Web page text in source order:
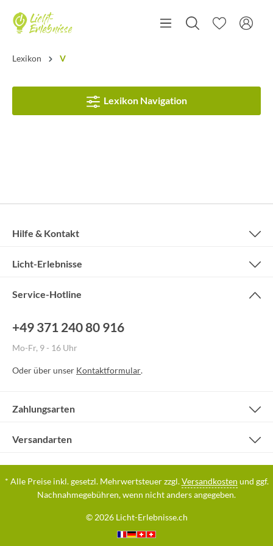
Lexikon V
Lexikon Navigation
Service-Hotline
+49 371 240 80 916
Mo-Fr, 9 - 16 Uhr
Oder über unser Kontaktformular.
Hilfe & Kontakt
Licht-Erlebnisse
Zahlungsarten
Versandarten
* Alle Preise inkl. gesetzl. Mehrwertsteuer zzgl.Versandkosten und ggf.
Nachnahmegebühren, wenn nicht anders angegeben.
© 2026 Licht-Erlebnisse.ch